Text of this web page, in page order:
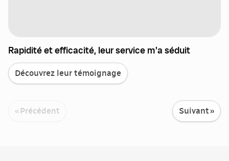
Rapidité et efficacité, leur service m'a séduit
Découvrez leur témoignage
« Précédent Suivant »